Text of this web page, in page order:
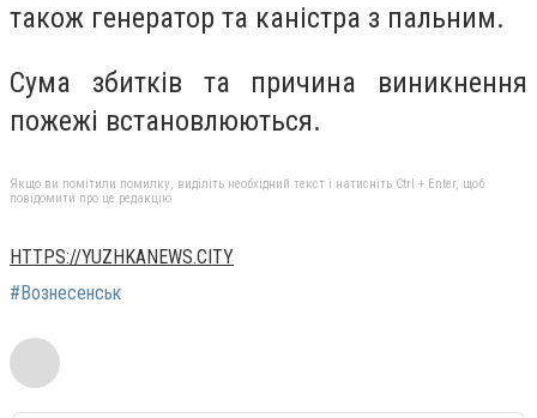
також генератор та каністра з пальним.
Сума збитків та причина виникнення
пожежі встановлюються.
Якщо ви помітили помилку, виділіть необхідний текст і натисніть Ctrl + Enter, щоб
повідомити про це редакцію
HTTPS://YUZHKANEWS.CITY
#Вознесенськ